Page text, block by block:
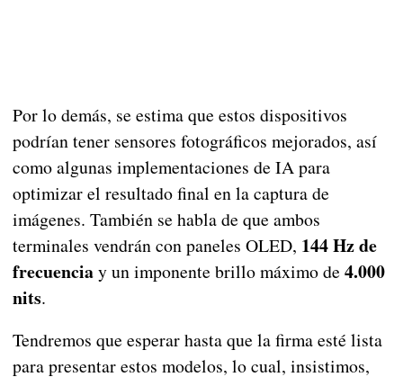
Por lo demás, se estima que estos dispositivos
podrían tener sensores fotográficos mejorados, así
como algunas implementaciones de IA para
optimizar el resultado final en la captura de
imágenes. También se habla de que ambos
terminales vendrán con paneles OLED, 144 Hz de
frecuenciay un imponente brillo máximo de 4.000
nits.
Tendremos que esperar hasta que la firma esté lista
para presentar estos modelos, lo cual, insistimos,